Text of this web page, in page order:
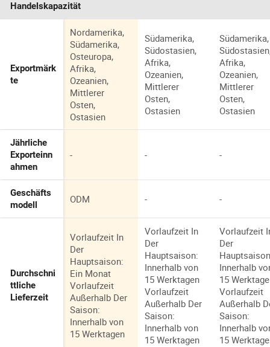
Handelskapazität
Exportmärk
te
Nordamerika,
Südamerika,
Osteuropa,
Afrika,
Ozeanien,
Mittlerer
Osten,
Ostasien
Südamerika,
Südostasien,
Afrika,
Ozeanien,
Mittlerer
Osten,
Ostasien
Südamerika,
Afrika,
Ozeanien,
Mittlerer
Osten,
Ostasien
Jährliche
Exporteinn
ahmen
- - -
Geschäfts
modell
ODM - -
Durchschni
ttliche
Lieferzeit
Vorlaufzeit In
Der
Hauptsaison:
Ein Monat
Vorlaufzeit
Außerhalb Der
Saison:
Innerhalb von
15 Werktagen
Vorlaufzeit In
Der
Hauptsaison:
Innerhalb von
15 Werktagen
Vorlaufzeit
Außerhalb Der
Saison:
Innerhalb von
15 Werktagen
Vorlaufzeit
Der
Innerhalb
15
Vorlaufzeit
Außerhalb
Saison:
Innerhalb
15